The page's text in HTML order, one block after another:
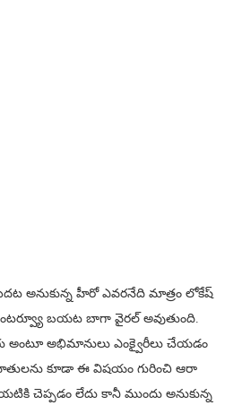
అనుకున్న హీరో ఎవరనేది మాత్రం లోకేష్
బయట బాగా వైరల్ అవుతుంది.
అంటూ అభిమానులు ఎంక్వైరీలు చేయడం
కూడా ఈ విషయం గురించి ఆరా
చెప్పడం లేదు కానీ ముందు అనుకున్న